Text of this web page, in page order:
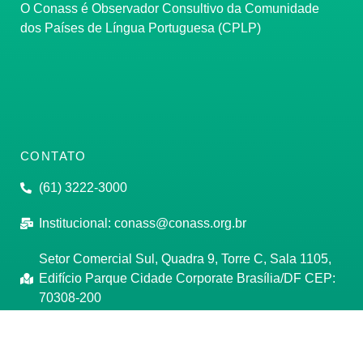
O Conass é Observador Consultivo da Comunidade
dos Países de Língua Portuguesa (CPLP)
CONTATO
(61) 3222-3000
Institucional: conass@conass.org.br
Setor Comercial Sul, Quadra 9, Torre C, Sala 1105,
Edifício Parque Cidade Corporate Brasília/DF CEP:
70308-200